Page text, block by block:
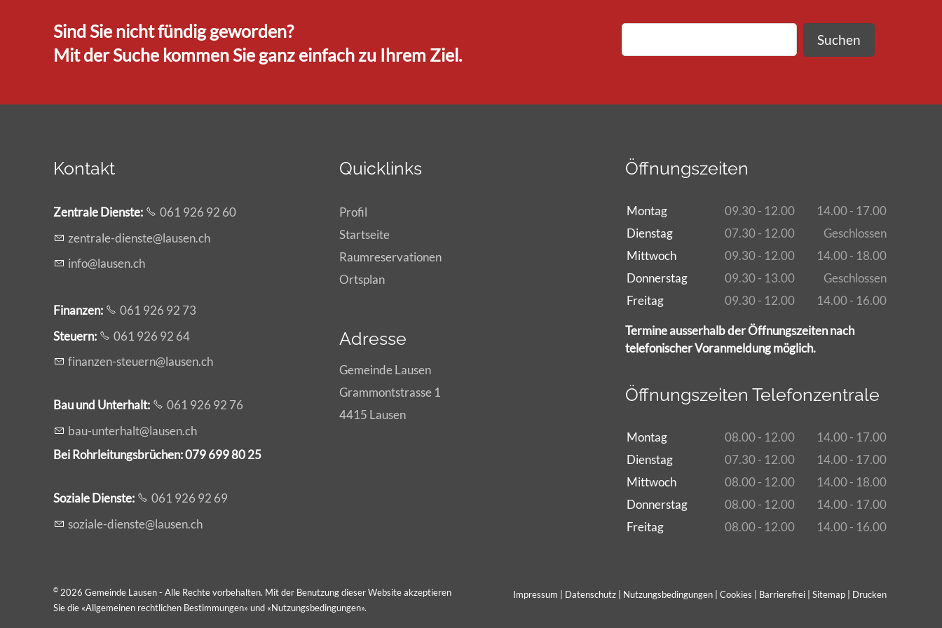
Sind Sie nicht fündig geworden?
Mit der Suche kommen Sie ganz einfach zu Ihrem Ziel.
Suchen
Kontakt
Zentrale Dienste:
061 926 92 60
z ntr l -d nst l s nch
nf
l s nch
Finanzen:
061 926 92 73
Steuern:
061 926 92 64
f n nz n-st rn l s nch
Bau und Unterhalt:
061 926 92 76
b
- nt rh lt l s nch
Bei Rohrleitungsbrüchen: 079 699 80 25
Soziale Dienste:
061 926 92 69
s z l -d nst l s nch
Quicklinks
Profil
Startseite
Raumreservationen
Ortsplan
Adresse
Gemeinde Lausen
Grammontstrasse 1
4415 Lausen
Öffnungszeiten
Montag 09.30 - 12.00
14.00 - 17.00
Dienstag
07.30 - 12.00
Geschlossen
Mittwoch
09.30 - 12.00
14.00 - 18.00
Donnerstag
09.30 - 13.00
Geschlossen
Freitag
09.30 - 12.00 14.00 - 16.00
Termine ausserhalb der Öffnungszeiten nach
telefonischer Voranmeldung möglich.
Öffnungszeiten Telefonzentrale
Montag 08.00 - 12.00
14.00 - 17.00
Dienstag
07.30 - 12.00
14.00 - 17.00
Mittwoch
08.00 - 12.00
14.00 - 18.00
Donnerstag
08.00 - 12.00
14.00 - 17.00
Freitag
08.00 - 12.00 14.00 - 16.00
© 2026 Gemeinde Lausen - Alle Rechte vorbehalten. Mit der Benutzung dieser Website akzeptieren
Sie die «Allgemeinen rechtlichen Bestimmungen» und «Nutzungsbedingungen».
Impressum Datenschutz Nutzungsbedingungen Cookies Barrierefrei Sitemap Drucken